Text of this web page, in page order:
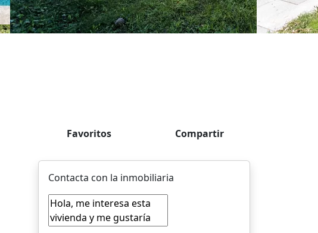
Favoritos Compartir
Contacta con la inmobiliaria